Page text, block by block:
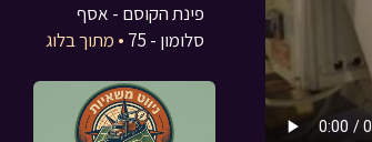
פינת הקוסם - אסף
סלומון - 75
• מתוך בלוג